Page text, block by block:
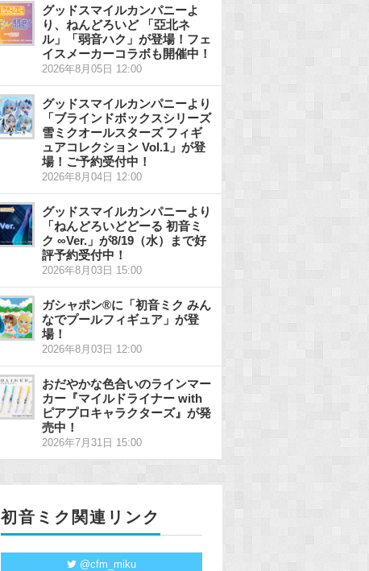
グッドスマイルカンパニーよ
り、ねんどろいど 「亞北ネ
ル」「弱音ハク」が登場！フェ
イスメーカーコラボも開催中！
2026年8月05日 12:00
グッドスマイルカンパニーより
「ブラインドボックスシリーズ
雪ミクオールスターズ フィギ
ュアコレクション Vol.1」が登
場！ご予約受付中！
2026年8月04日 12:00
グッドスマイルカンパニーより
「ねんどろいどどーる 初音ミ
ク ∞Ver.」が8/19（水）まで好
評予約受付中！
2026年8月03日 15:00
ガシャポン®に「初音ミク みん
なでプールフィギュア」が登
場！
2026年8月03日 12:00
おだやかな色合いのラインマー
カー『マイルドライナー with
ピアプロキャラクターズ』が発
売中！
2026年7月31日 15:00
初音ミク関連リンク
@cfm_miku